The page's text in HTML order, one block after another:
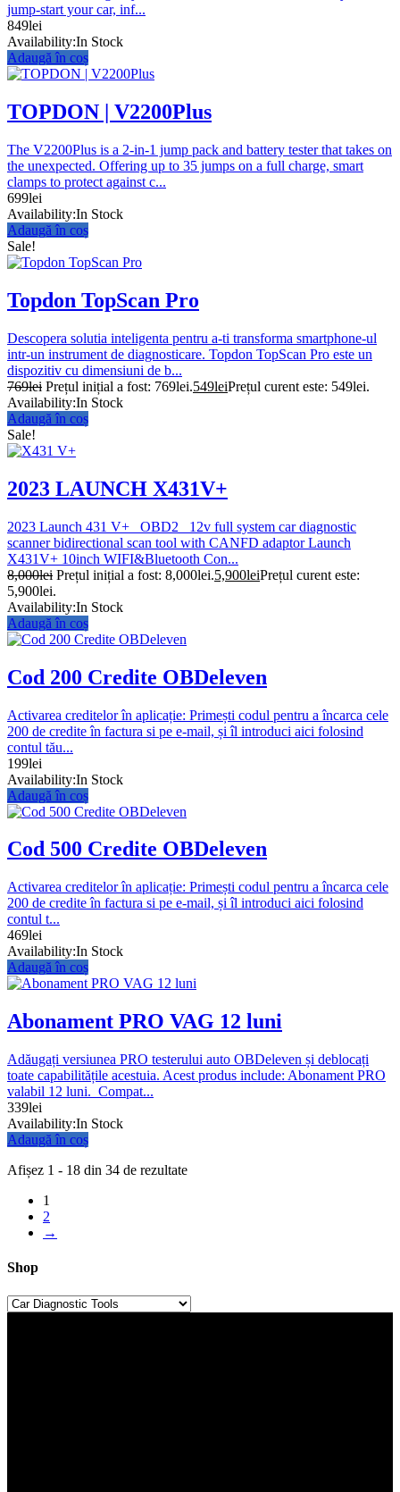
jump-start your car, inf...
849lei
Availability:In Stock
Adaugă în coș
TOPDON | V2200Plus
The V2200Plus is a 2-in-1 jump pack and battery tester that takes on
the unexpected. Offering up to 35 jumps on a full charge, smart
clamps to protect against c...
699lei
Availability:In Stock
Adaugă în coș
Sale!
Topdon TopScan Pro
Descopera solutia inteligenta pentru a-ti transforma smartphone-ul
intr-un instrument de diagnosticare. Topdon TopScan Pro este un
dispozitiv cu dimensiuni de b...
769lei Prețul inițial a fost: 769lei.549leiPrețul curent este: 549lei.
Availability:In Stock
Adaugă în coș
Sale!
2023 LAUNCH X431V+
2023 Launch 431 V+ OBD2 12v full system car diagnostic
scanner bidirectional scan tool with CANFD adaptor Launch
X431V+ 10inch WIFI&Bluetooth Con...
8,000lei Prețul inițial a fost: 8,000lei.5,900leiPrețul curent este:
5,900lei.
Availability:In Stock
Adaugă în coș
Cod 200 Credite OBDeleven
Activarea creditelor în aplicație: Primești codul pentru a încarca cele
200 de credite în factura si pe e-mail, și îl introduci aici folosind
contul tău...
199lei
Availability:In Stock
Adaugă în coș
Cod 500 Credite OBDeleven
Activarea creditelor în aplicație: Primești codul pentru a încarca cele
200 de credite în factura si pe e-mail, și îl introduci aici folosind
contul t...
469lei
Availability:In Stock
Adaugă în coș
Abonament PRO VAG 12 luni
Adăugați versiunea PRO testerului auto OBDeleven și deblocați
toate capabilitățile acestuia. Acest produs include: Abonament PRO
valabil 12 luni. Compat...
339lei
Availability:In Stock
Adaugă în coș
Afișez 1 - 18 din 34 de rezultate
1
2
→
Shop